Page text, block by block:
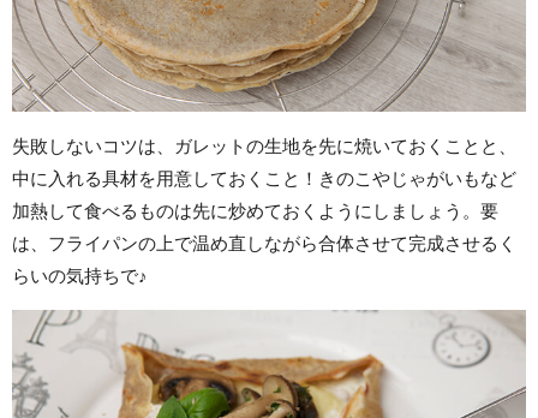
失敗しないコツは、ガレットの生地を先に焼いておくことと、
中に入れる具材を用意しておくこと！きのこやじゃがいもなど
加熱して食べるものは先に炒めておくようにしましょう。要
は、フライパンの上で温め直しながら合体させて完成させるく
らいの気持ちで♪